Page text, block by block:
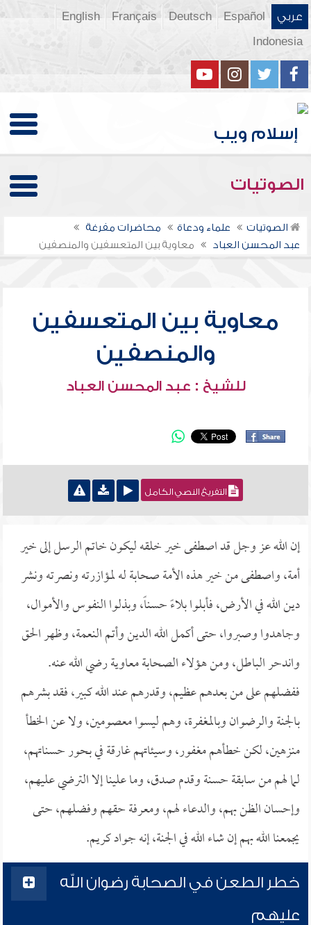
عربي Español
Deutsch
Français
English
Indonesia
الصوتيات
الصوتيات علماء ودعاة
محاضرات مفرغة
عبد المحسن العباد
معاوية بين المتعسفين والمنصفين
معاوية بين المتعسفين
والمنصفين
للشيخ : عبد المحسن العباد
التفريغ النصي الكامل
إن الله عز وجل قد اصطفى خير خلقه ليكون خاتم الرسل إلى خير
أمة، واصطفى من خير هذه الأمة صحابة له لمؤازرته ونصرته ونشر
دين الله في الأرض، فأبلوا بلاءً حسناً، وبذلوا النفوس والأموال،
وجاهدوا وصبروا، حتى أكمل الله الدين وأتم النعمة، وظهر الحق
واندحر الباطل، ومن هؤلاء الصحابة معاوية رضي الله عنه.
ففضلهم على من بعدهم عظيم، وقدرهم عند الله كبير، فقد بشرهم
بالجنة والرضوان وبالمغفرة، وهم ليسوا معصومين، ولا عن الخطأ
منزهين، لكن خطأهم مغفور، وسيئاتهم غارقة في بحور حسناتهم،
لما لهم من سابقة حسنة وقدم صدق، وما علينا إلا الترضي عليهم،
وإحسان الظن بهم، والدعاء لهم، ومعرفة حقهم وفضلهم، حتى
يجمعنا الله بهم إن شاء الله في الجنة، إنه جواد كريم.
خطر الطعن في الصحابة رضوان الله
عليهم